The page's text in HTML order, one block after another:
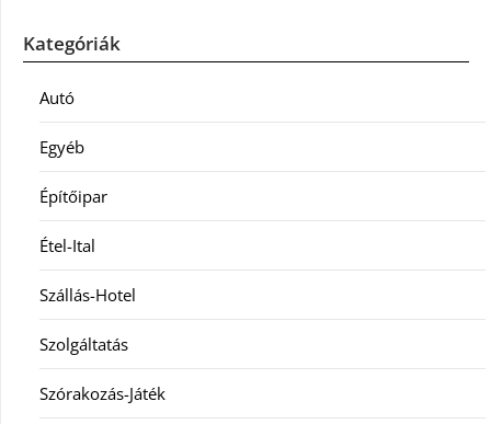
Kategóriák
Autó
Egyéb
Építőipar
Étel-Ital
Szállás-Hotel
Szolgáltatás
Szórakozás-Játék